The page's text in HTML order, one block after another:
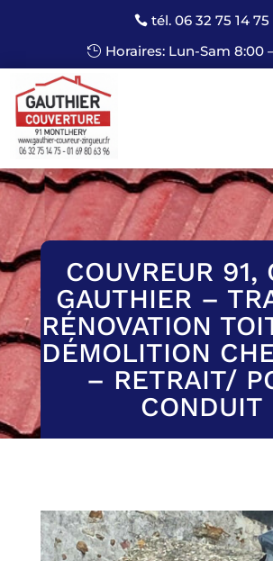
tél. 06 32 75 14 75
Horaires: Lun-Sam 8:00
COUVREUR 91,
GAUTHIER –
RÉNOVATION
DÉMOLITION
– RETRAIT/
CONDUIT